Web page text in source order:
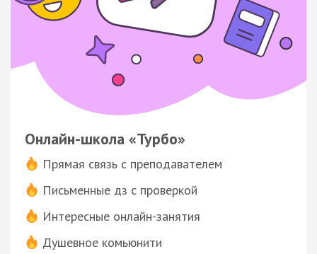
Онлайн-школа «Турбо»
Прямая связь с преподавателем
Письменные дз с проверкой
Интересные онлайн-занятия
Душевное комьюнити